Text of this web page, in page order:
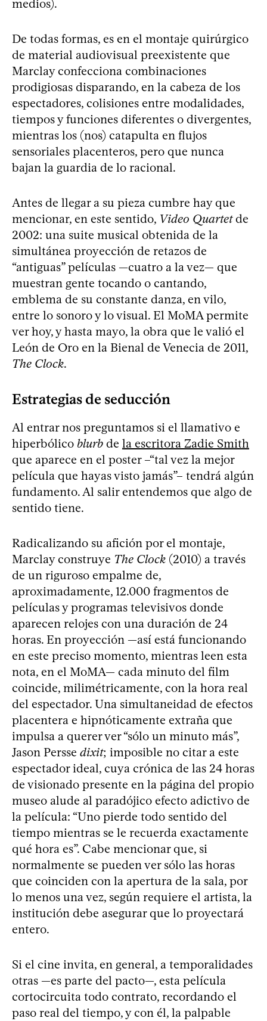
medios).
De todas formas, es en el montaje quirúrgico
de material audiovisual preexistente que
Marclay confecciona combinaciones
prodigiosas disparando, en la cabeza de los
espectadores, colisiones entre modalidades,
tiempos y funciones diferentes o divergentes,
mientras los (nos) catapulta en flujos
sensoriales placenteros, pero que nunca
bajan la guardia de lo racional.
Antes de llegar a su pieza cumbre hay que
mencionar, en este sentido, Video Quartetde
2002: una suite musical obtenida de la
simultánea proyección de retazos de
“antiguas” películas —cuatro a la vez— que
muestran gente tocando o cantando,
emblema de su constante danza, en vilo,
entre lo sonoro y lo visual. El MoMA permite
ver hoy, y hasta mayo, la obra que le valió el
León de Oro en la Bienal de Venecia de 2011,
The Clock.
Estrategias de seducción
Al entrar nos preguntamos si el llamativo e
hiperbólico blurb de la escritora Zadie Smith
que aparece en el poster –“tal vez la mejor
película que hayas visto jamás”– tendrá algún
fundamento. Al salir entendemos que algo de
sentido tiene.
Radicalizando su afición por el montaje,
Marclay construye The Clock (2010) a través
de un riguroso empalme de,
aproximadamente, 12.000 fragmentos de
películas y programas televisivos donde
aparecen relojes con una duración de 24
horas. En proyección —así está funcionando
en este preciso momento, mientras leen esta
nota, en el MoMA— cada minuto del film
coincide, milimétricamente, con la hora real
del espectador. Una simultaneidad de efectos
placentera e hipnóticamente extraña que
impulsa a querer ver “sólo un minuto más”,
Jason Persse dixit; imposible no citar a este
espectador ideal, cuya crónica de las 24 horas
de visionado presente en la página del propio
museo alude al paradójico efecto adictivo de
la película: “Uno pierde todo sentido del
tiempo mientras se le recuerda exactamente
qué hora es”. Cabe mencionar que, si
normalmente se pueden ver sólo las horas
que coinciden con la apertura de la sala, por
lo menos una vez, según requiere el artista, la
institución debe asegurar que lo proyectará
entero.
Si el cine invita, en general, a temporalidades
otras —es parte del pacto—, esta película
cortocircuita todo contrato, recordando el
paso real del tiempo, y con él, la palpable